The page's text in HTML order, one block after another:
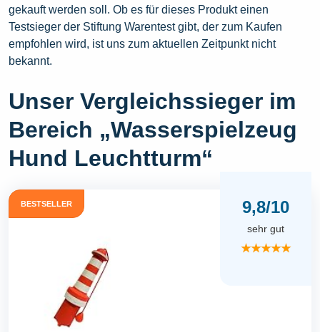
gekauft werden soll. Ob es für dieses Produkt einen
Testsieger der Stiftung Warentest gibt, der zum Kaufen
empfohlen wird, ist uns zum aktuellen Zeitpunkt nicht
bekannt.
Unser Vergleichssieger im
Bereich „Wasserspielzeug
Hund Leuchtturm“
BESTSELLER 9,8/10
sehr gut
★★★★★